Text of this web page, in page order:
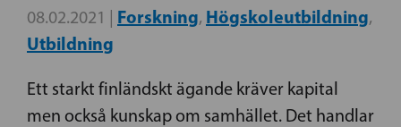
08.02.2021 | Forskning, Högskoleutbildning,
Utbildning
Ett starkt finländskt ägande kräver kapital
men också kunskap om samhället. Det handlar